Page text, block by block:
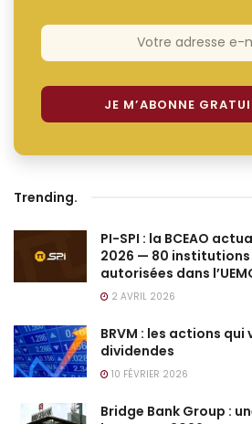
Trending.
PI-SPI : la BCEAO
2026 — 80
autorisées dans
2 AVRIL 2026
BRVM : les actions
dividendes
10 FÉVRIER 2026
Bridge Bank Group :